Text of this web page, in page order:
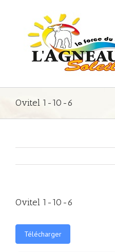
Ovitel 1-10-6
Ovitel 1-10-6
Télécharger